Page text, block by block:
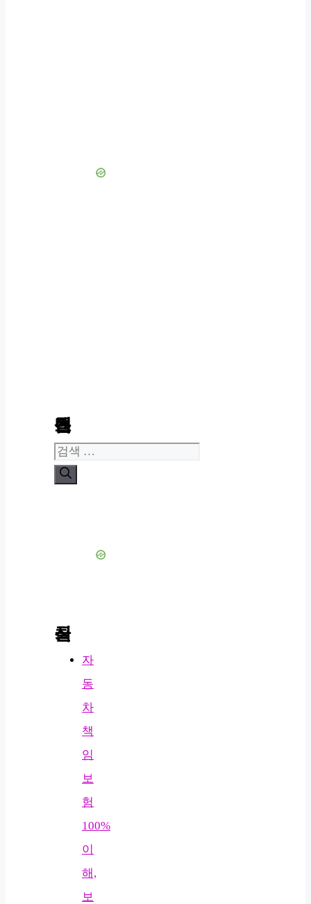
콘텐츠 검색
검
색:
최신 글
자
동
차
책
임
보
험
100%
이
해,
보